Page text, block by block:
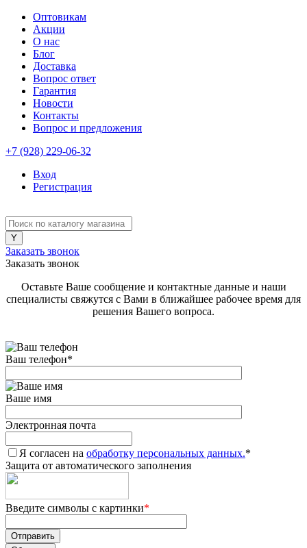
Оптовикам
Акции
О нас
Блог
Доставка
Вопрос ответ
Гарантия
Новости
Контакты
Вопрос и предложения
+7 (928) 229-06-32
Вход
Регистрация
Заказать звонок
Заказать звонок
Оставьте Ваше сообщение и контактные данные и наши
специалисты свяжутся с Вами в ближайшее рабочее время для
решения Вашего вопроса.
Ваш телефон*
Ваше имя
Электронная почта
Я согласен на обработку персональных данных.*
Защита от автоматического заполнения
Введите символы с картинки*